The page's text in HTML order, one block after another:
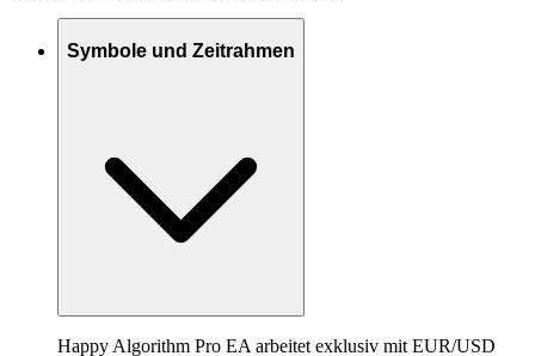
Symbole und Zeitrahmen
Happy Algorithm Pro EA arbeitet exklusiv mit EUR/USD